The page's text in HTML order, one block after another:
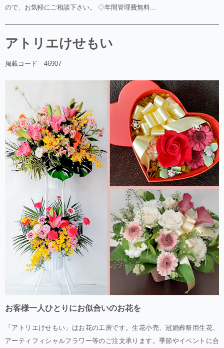
ので、お気軽にご相談下さい。 ◇年間管理費無料...
アトリエけせもい
掲載コード 46907
お客様一人ひとりにお似合いのお花を
「アトリエけせもい」はお花の工房です。生花小売、冠婚葬祭用生花、
アーティフィシャルフラワー等のご注文承ります。季節やイベントに合